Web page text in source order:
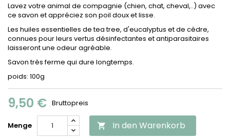
Lavez votre animal de compagnie (chien, chat, cheval,..) avec
ce savon et appréciez son poil doux et lisse.
Les huiles essentielles de tea tree, d'eucalyptus et de cèdre,
connues pour leurs vertus désinfectantes et antiparasitaires
laisseront une odeur agréable.
Savon très ferme qui dure longtemps.
poids: 100g
9,50 € Bruttopreis
Menge  In den Warenkorb